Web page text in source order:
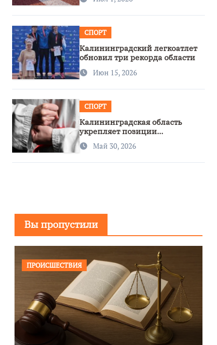
СПОРТ
Калининградский легкоатлет
обновил три рекорда области
Июн 15, 2026
СПОРТ
Калининградская область
укрепляет позиции
спортивного региона
Май 30, 2026
Вы пропустили
ПРОИСШЕСТВИЯ